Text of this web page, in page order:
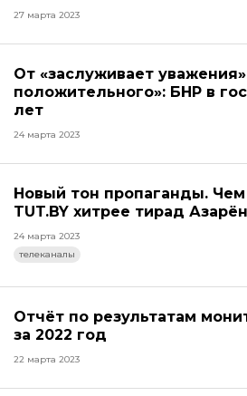
27 марта 2023
От «заслуживает
положительного»: БНР в
лет
24 марта 2023
Новый тон пропаганды.
TUT.BY хитрее тирад
24 марта 2023
телеканалы
Отчёт по результатам
за 2022 год
22 марта 2023